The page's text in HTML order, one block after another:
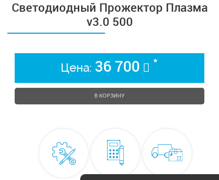
Светодиодный Прожектор Плазма
v3.0 500
Цена: 36 700 *
В КОРЗИНУ